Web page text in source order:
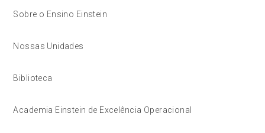
Sobre o Ensino Einstein
Nossas Unidades
Biblioteca
Academia Einstein de Excelência Operacional